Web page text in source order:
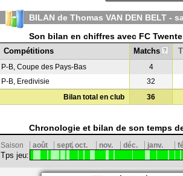
BILAN de Thomas VAN DEN BELT -
Son bilan en chiffres avec FC Twente
Compétitions
Matchs ?
P-B, Coupe des Pays-Bas 4
P-B, Eredivisie
32
Bilan total en club
36
Chronologie et bilan de son temps
Saison août sept.oct. nov. déc. janv.
Tps jeu: